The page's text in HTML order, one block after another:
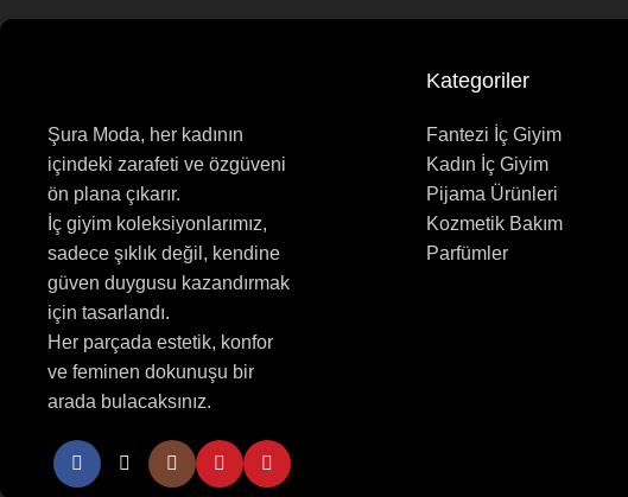
Şura Moda, her kadının
içindeki zarafeti ve özgüveni
ön plana çıkarır.
İç giyim koleksiyonlarımız,
sadece şıklık değil, kendine
güven duygusu kazandırmak
için tasarlandı.
Her parçada estetik, konfor
ve feminen dokunuşu bir
arada bulacaksınız.
Kategoriler
Fantezi İç Giyim
Kadın İç Giyim
Pijama Ürünleri
Kozmetik Bakım
Parfümler